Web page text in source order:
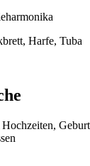
Harfe, Tuba